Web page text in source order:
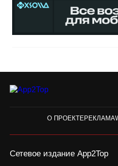
О ПРОЕКТЕ РЕКЛАМА
Сетевое издание App2Top